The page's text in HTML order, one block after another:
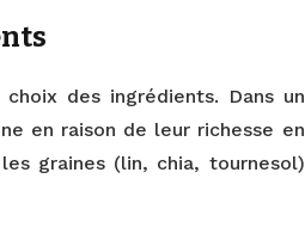
des ingrédients. Dans un
en raison de leur richesse en
graines (lin, chia, tournesol)